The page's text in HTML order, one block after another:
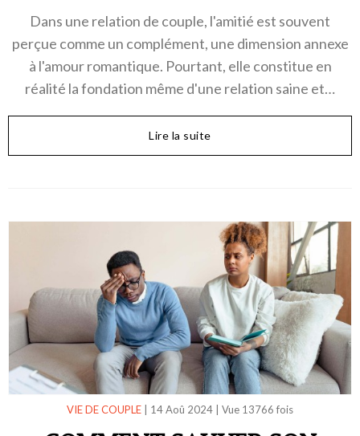
Dans une relation de couple, l'amitié est souvent
perçue comme un complément, une dimension annexe
à l'amour romantique. Pourtant, elle constitue en
réalité la fondation même d'une relation saine et…
Lire la suite
VIE DE COUPLE 14 Aoû 2024 Vue 13766 fois